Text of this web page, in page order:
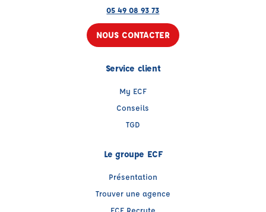
05 49 08 93 73
NOUS CONTACTER
Service client
My ECF
Conseils
TGD
Le groupe ECF
Présentation
Trouver une agence